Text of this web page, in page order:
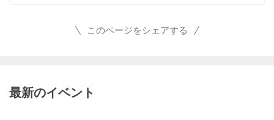
このページをシェアする
最新のイベント